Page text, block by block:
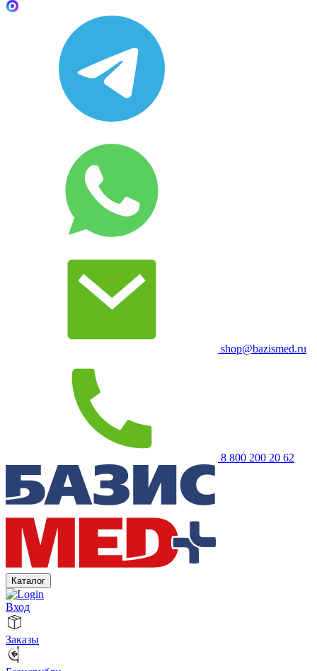
shop@bazismed.ru
8 800 200 20 62
Каталог
Вход
Заказы